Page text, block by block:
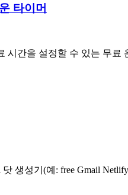
타이머
시간을 설정할 수 있는 무
닷 생성기(예: free Gmail